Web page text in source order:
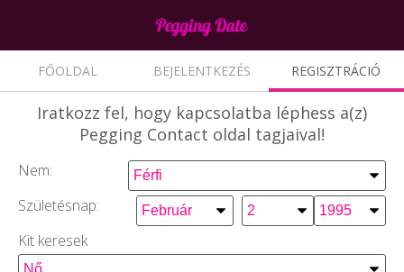
FŐOLDAL BEJELENTKEZÉS REGISZTRÁCIÓ
Iratkozz fel, hogy kapcsolatba léphess a(z)
Pegging Contact oldal tagjaival!
Nem:
Születésnap:
Kit keresek